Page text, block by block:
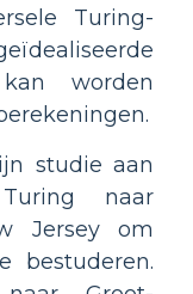
Turing-
worden
studie aan
naar
Jersey om
bestuderen.